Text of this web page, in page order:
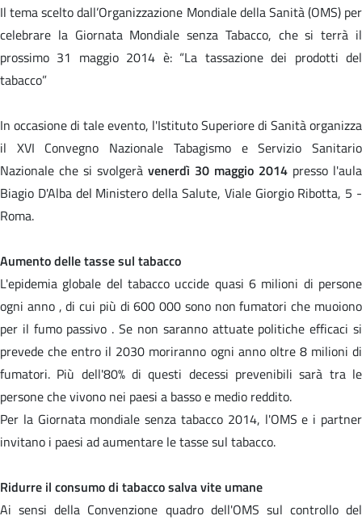
Il tema scelto dall’Organizzazione Mondiale della Sanità (OMS) per
celebrare la Giornata Mondiale senza Tabacco, che si terrà il
prossimo 31 maggio 2014 è: “La tassazione dei prodotti del
tabacco”
In occasione di tale evento, l'Istituto Superiore di Sanità organizza
il XVI Convegno Nazionale Tabagismo e Servizio Sanitario
Nazionale che si svolgerà venerdì 30 maggio 2014 presso l'aula
Biagio D'Alba del Ministero della Salute, Viale Giorgio Ribotta, 5 -
Roma.
Aumento delle tasse sul tabacco
L'epidemia globale del tabacco uccide quasi 6 milioni di persone
ogni anno , di cui più di 600 000 sono non fumatori che muoiono
per il fumo passivo . Se non saranno attuate politiche efficaci si
prevede che entro il 2030 moriranno ogni anno oltre 8 milioni di
fumatori. Più dell'80% di questi decessi prevenibili sarà tra le
persone che vivono nei paesi a basso e medio reddito.
Per la Giornata mondiale senza tabacco 2014, l'OMS e i partner
invitano i paesi ad aumentare le tasse sul tabacco.
Ridurre il consumo di tabacco salva vite umane
Ai sensi della Convenzione quadro dell'OMS sul controllo del